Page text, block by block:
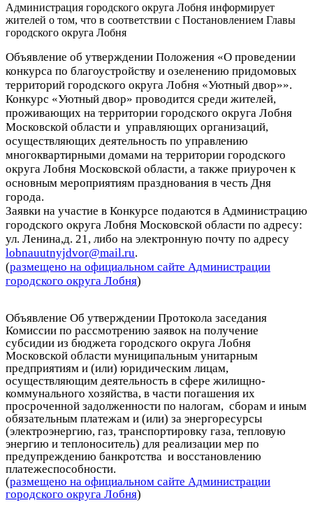
Администрация городского округа Лобня информирует
жителей о том, что в соответствии с Постановлением Главы
городского округа Лобня
Объявление об утверждении Положения «О проведении
конкурса по благоустройству и озеленению придомовых
территорий городского округа Лобня «Уютный двор»».
Конкурс «Уютный двор» проводится среди жителей,
проживающих на территории городского округа Лобня
Московской области и управляющих организаций,
осуществляющих деятельность по управлению
многоквартирными домами на территории городского
округа Лобня Московской области, а также приурочен к
основным мероприятиям празднования в честь Дня
города.
Заявки на участие в Конкурсе подаются в Администрацию
городского округа Лобня Московской области по адресу:
ул. Ленина,д. 21, либо на электронную почту по адресу
lobnauutnyjdvor@mail.ru.
(размещено на официальном сайте Администрации
городского округа Лобня)
Объявление Об утверждении Протокола заседания
Комиссии по рассмотрению заявок на получение
субсидии из бюджета городского округа Лобня
Московской области муниципальным унитарным
предприятиям и (или) юридическим лицам,
осуществляющим деятельность в сфере жилищно-
коммунального хозяйства, в части погашения их
просроченной задолженности по налогам, сборам и иным
обязательным платежам и (или) за энергоресурсы
(электроэнергию, газ, транспортировку газа, тепловую
энергию и теплоноситель) для реализации мер по
предупреждению банкротства и восстановлению
платежеспособности.
(размещено на официальном сайте Администрации
городского округа Лобня)